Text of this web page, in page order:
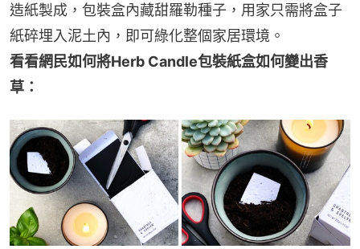
造紙製成，包裝盒內藏甜羅勒種子，用家只需將盒子
紙碎埋入泥土內，即可綠化整個家居環境。
看看網民如何將Herb Candle包裝紙盒如何變出香
草：